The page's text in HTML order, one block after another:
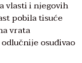
vlasti i njegovih
pobila tisuće
vrata
osuđivao